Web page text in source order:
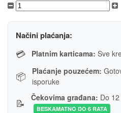
Načini plaćanja:
💳 Platnim karticama: Sve
📦 Plaćanje pouzećem:
isporuke
📝 Čekovima građana: Do
BESKAMATNO DO 6 RATA